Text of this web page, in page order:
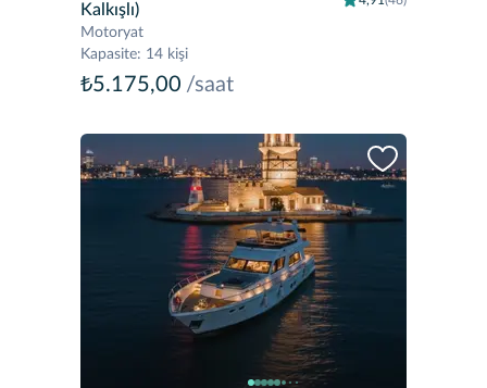
Kalkışlı)
Motoryat
Kapasite: 14 kişi
₺5.175,00 /saat